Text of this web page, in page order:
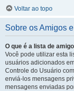
Voltar ao topo
Sobre os Amigos
O que é a lista de
Você pode utilizar esta
usuários adicionados
Controle do Usuário
enviá-los mensagens
mensagens enviadas